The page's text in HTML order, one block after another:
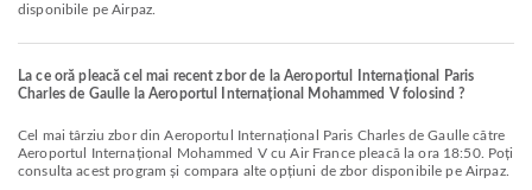
disponibile pe Airpaz.
La ce oră pleacă cel mai recent zbor de la Aeroportul Internațional Paris
Charles de Gaulle la Aeroportul Internațional Mohammed V folosind ?
Cel mai târziu zbor din Aeroportul Internațional Paris Charles de Gaulle către
Aeroportul Internațional Mohammed V cu Air France pleacă la ora 18:50. Poți
consulta acest program și compara alte opțiuni de zbor disponibile pe Airpaz.